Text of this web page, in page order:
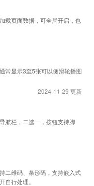
载页面数据，可全局开启，也
常显示3至5张可以侧滑轮播图
2024-11-29 更新
航栏，二选一，按钮支持脚
二维码、条形码，支持嵌入式
自行处理。